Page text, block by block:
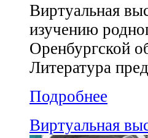
Виртуальная
изучению
Оренбургской
Литература
Подробнее
Виртуальная